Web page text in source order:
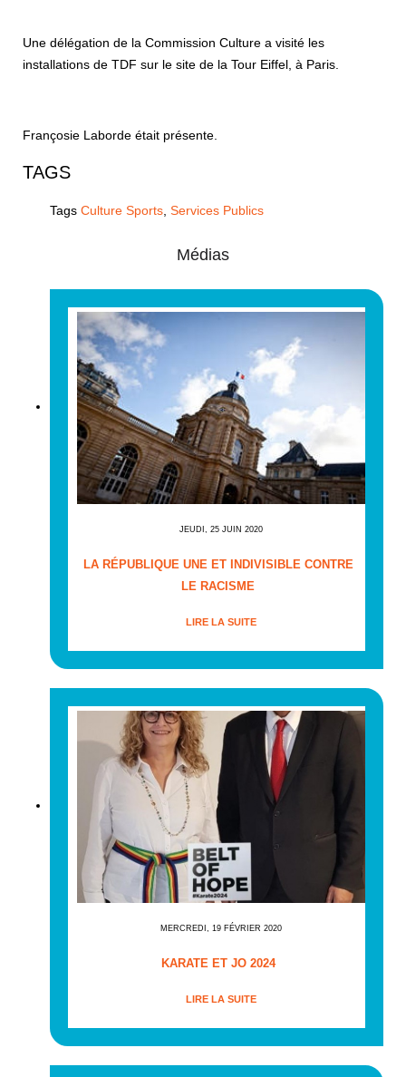
Une délégation de la Commission Culture a visité les
installations de TDF sur le site de la Tour Eiffel, à Paris.
Françosie Laborde était présente.
TAGS
Tags Culture Sports Services Publics
Médias
JEUDI, 25 JUIN 2020
LA RÉPUBLIQUE UNE ET INDIVISIBLE CONTRE
LE RACISME
LIRE LA SUITE
MERCREDI, 19 FÉVRIER 2020
KARATE ET JO 2024
LIRE LA SUITE